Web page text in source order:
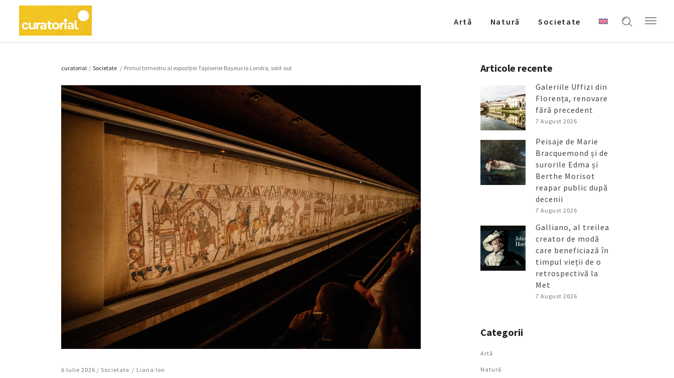
Artǎ Natură Societate
curatorial / Societate / Primul trimestru al expoziției Tapiseriei Bayeux la Londra, sold-out
6 Iulie 2026 / Societate Liana Ion
Articole recente
Galeriile Uffizi din
Florența, renovare
fără precedent
7 August 2026
Peisaje de Marie
Bracquemond și de
surorile Edma și
Berthe Morisot
reapar public după
decenii
7 August 2026
Galliano, al treilea
creator de modă
care beneficiază în
timpul vieții de o
retrospectivă la
Met
7 August 2026
Categorii
Artǎ
Natură